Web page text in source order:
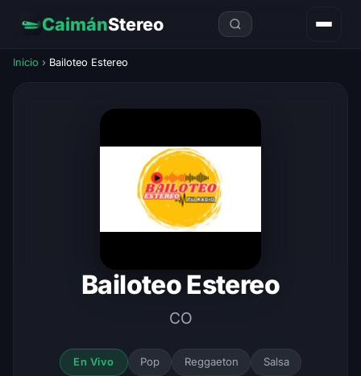
CaimánStereo
Inicio › Bailoteo Estereo
Bailoteo Estereo
CO
En Vivo Pop Reggaeton Salsa